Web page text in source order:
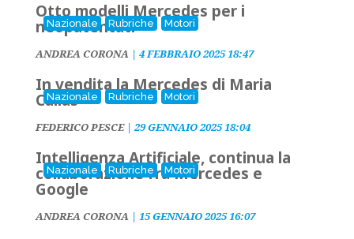
Nazionale Rubriche Motori
Otto modelli Mercedes per i
neopatentati
ANDREA CORONA| 4 FEBBRAIO 2025 18:47
Nazionale Rubriche Motori
In vendita la Mercedes di Maria
Callas
FEDERICO PESCE| 29 GENNAIO 2025 18:04
Nazionale Rubriche Motori
Intelligenza Artificiale, continua la
collaborazione fra Mercedes e
Google
ANDREA CORONA| 15 GENNAIO 2025 16:07